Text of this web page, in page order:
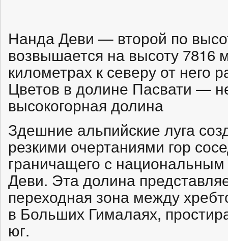
Нанда Деви — второй по
возвышается на высоту 7816
километрах к северу от него
Цветов в долине Пасвати —
высокогорная долина
Здешние альпийские луга
резкими очертаниями гор
граничащего с
Деви. Эта долина
переходная зона между
в Больших Гималаях,
юг.